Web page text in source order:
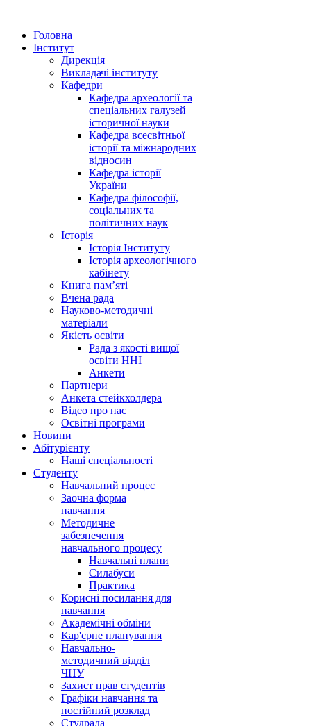
Головна
Інститут
Дирекція
Викладачі інституту
Кафедри
Кафедра археології та
спеціальних галузей
історичної науки
Кафедра всесвітньої
історії та міжнародних
відносин
Кафедра історії
України
Кафедра філософії,
соціальних та
політичних наук
Історія
Історія Інституту
Історія археологічного
кабінету
Книга памʼяті
Вчена рада
Науково-методичні
матеріали
Якість освіти
Рада з якості вищої
освіти ННІ
Анкети
Партнери
Анкета стейкхолдера
Відео про нас
Освітні програми
Hовини
Абітурієнту
Наші спеціальності
Студенту
Навчальний процес
Заочна форма
навчання
Методичне
забезпечення
навчального процесу
Навчальні плани
Силабуси
Практика
Корисні посилання для
навчання
Академічні обміни
Кар'єрне планування
Навчально-
методичний відділ
ЧНУ
Захист прав студентів
Графіки навчання та
постійний розклад
Студрада